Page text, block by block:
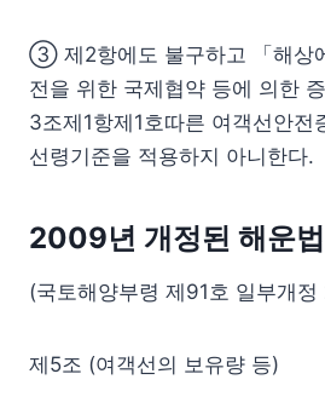
③ 제2항에도 불구하고 「해상
전을 위한 국제협약 등에 의한
3조제1항제1호따른 여객선안전
선령기준을 적용하지 아니한다.
2009년 개정된 해운
(국토해양부령 제91호 일부개
제5조 (여객선의 보유량 등)